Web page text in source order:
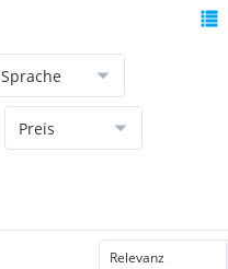
Sprache
Preis